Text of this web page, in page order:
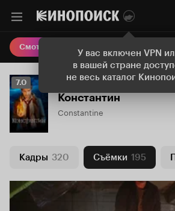
У вас включен VPN
в вашей стране
не весь каталог
Смотреть кино Онлайн-
Рейтинг
Кинопоиска
7.0
7.0
Константин
Constantine
Кадры 320 Съёмки 195